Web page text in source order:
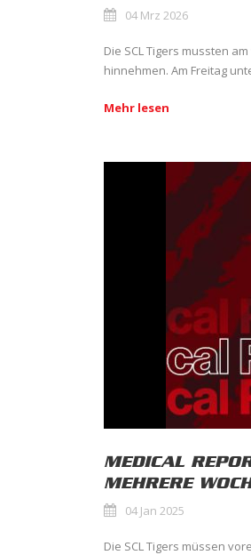
04 Mrz 2026
Die SCL Tigers mussten
hinnehmen. Am Freitag
Mehr lesen
MEDICAL
MEHRERE
04 Jan 2025
Die SCL Tigers müssen